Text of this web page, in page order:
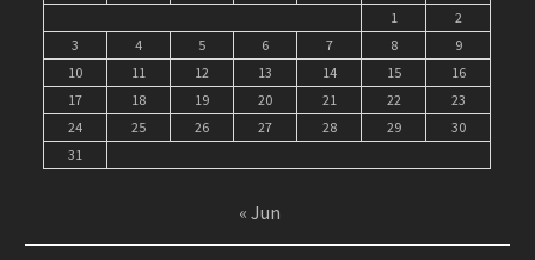
1
2
3
4 5 6 7 8
9
10
11 12 13 14 15
16
17
18 19 20 21 22
23
24
25 26 27 28 29
30
31
« Jun